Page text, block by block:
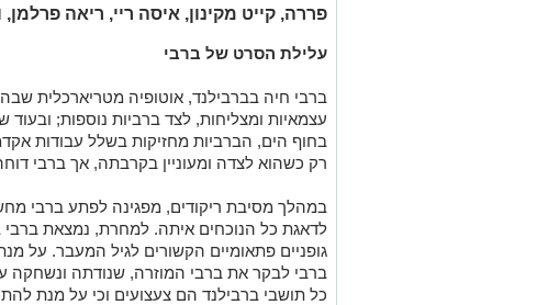
פררה, קייט מקינון, איסה ריי, ריאה פרלמן,
עלילת הסרט של ברבי
ברבי חיה בברבילנד, אוטופיה מטריארכלית שבה
עצמאיות ומצליחות, לצד ברביות נוספות; ובעוד
בחוף הים, הברביות מחזיקות בשלל עבודות
רק כשהוא לצדה ומעוניין בקרבתה, אך ברבי
במהלך מסיבת ריקודים, מפגינה לפתע ברבי
לדאגת כל הנוכחים איתה. למחרת, נמצאת ברבי
גופניים פתאומיים הקשורים לגיל המעבר. על
ברבי לבקר את ברבי המוזרה, שנודתה ונשחקה
כל תושבי ברבילנד הם צעצועים וכי על מנת